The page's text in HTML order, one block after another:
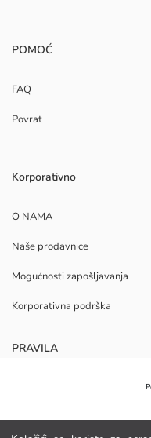
POMOĆ
FAQ
Povrat
Korporativno
O NAMA
Naše prodavnice
Mogućnosti zapošljavanja
Korporativna podrška
PRAVILA
Politika privatnosti i
Uvjeti korištenja